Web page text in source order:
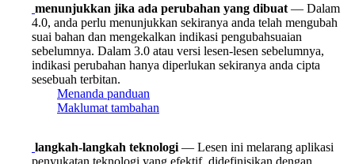
menunjukkan jika ada perubahan yang dibuat — Dalam
4.0, anda perlu menunjukkan sekiranya anda telah mengubah
suai bahan dan mengekalkan indikasi pengubahsuaian
sebelumnya. Dalam 3.0 atau versi lesen-lesen sebelumnya,
indikasi perubahan hanya diperlukan sekiranya anda cipta
sesebuah terbitan.
Menanda panduan
Maklumat tambahan
langkah-langkah teknologi — Lesen ini melarang aplikasi
penyukatan teknologi yang efektif, didefinisikan dengan